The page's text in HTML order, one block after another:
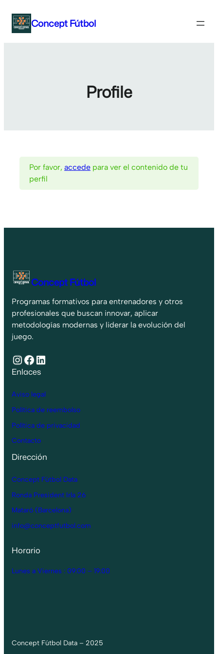
Concept Fútbol
Profile
Por favor, accede para ver el contenido de tu
perfil
Concept Fútbol
Programas formativos para entrenadores y otros
profesionales que buscan innovar, aplicar
metodologías modernas y liderar la evolución del
juego.
InstagramFacebook LinkedIn
Enlaces
Aviso legal
Política de reembolso
Política de privacidad
Contacto
Dirección
Concept Fútbol Data
Ronda President Irla 26
Mataró (Barcelona)
info@conceptfutbol.com
Horario
Lunes a Viernes : 09:00 – 19:00
Concept Fútbol Data – 2025